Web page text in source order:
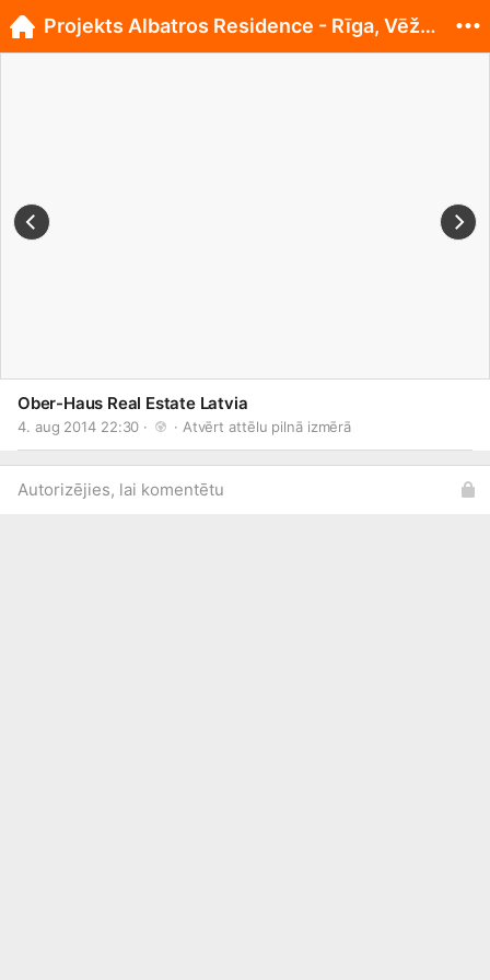
Ober-Haus Real Estate Latvia
4. aug 2014 22:30 · · Atvērt attēlu pilnā izmērā
Autorizējies, lai komentētu
Projekts Albatros Residence - Rīga, Vēžu iela 14!